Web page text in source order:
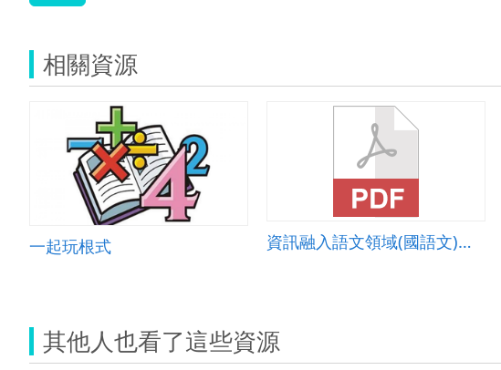
相關資源
一起玩根式 資訊融入語文領域(國語文)教學設計
其他人也看了這些資源